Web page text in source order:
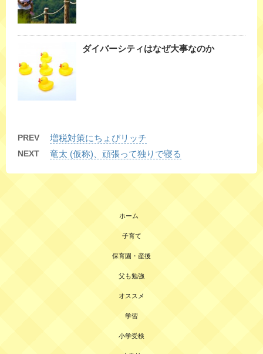
ダイバーシティはなぜ大事なのか
PREV 増税対策にちょびリッチ
NEXT 竜太 (仮称)、頑張って独りで寝る
ホーム
子育て
保育園・産後
父も勉強
オススメ
学習
小学受検